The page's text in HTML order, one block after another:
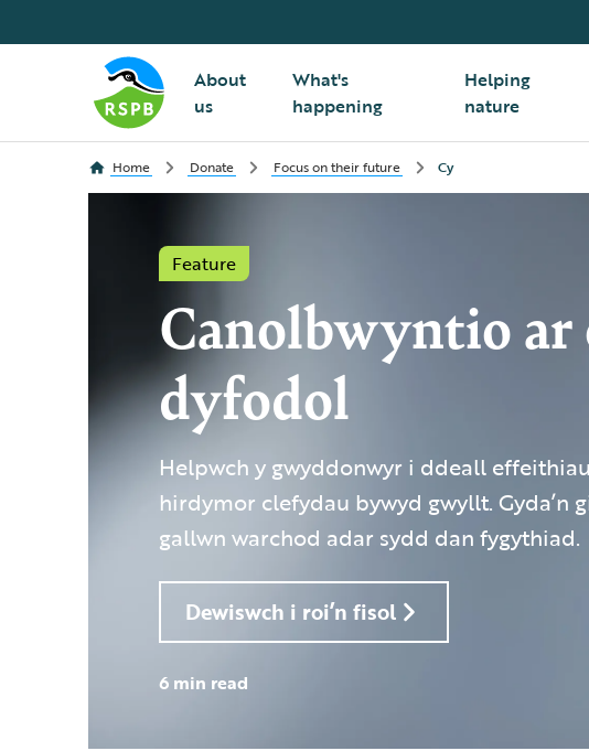
About
us
What's
happening
Helping
nature
Home Donate Focus on their future Cy
Feature
Canolbwyntio ar
dyfodol
Helpwch y gwyddonwyr i ddeall effeithiau
hirdymor clefydau bywyd gwyllt. Gyda’n
gallwn warchod adar sydd dan fygythiad.
Dewiswch i roi’n fisol
6 min read